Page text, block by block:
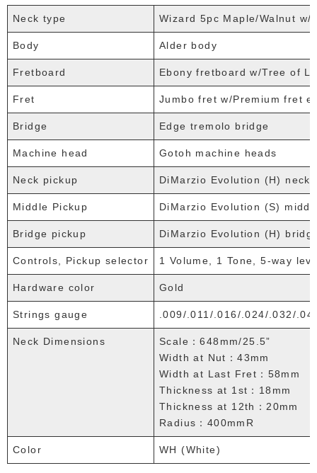
Neck type Wizard 5pc Maple/Walnut w/
Body Alder body
Fretboard Ebony fretboard w/Tree of
Fret Jumbo fret w/Premium fret
Bridge Edge tremolo bridge
Machine head Gotoh machine heads
Neck pickup DiMarzio Evolution (H) neck
Middle Pickup DiMarzio Evolution (S)
Bridge pickup DiMarzio Evolution (H)
Controls, Pickup selector 1 Volume, 1 Tone, 5-way
Hardware color Gold
Strings gauge .009/.011/.016/.024/.032/
Neck Dimensions
Scale：648mm/25.5”
Width at Nut：43mm
Width at Last Fret：58mm
Thickness at 1st：18mm
Thickness at 12th：20mm
Radius：400mmR
Color WH (White)